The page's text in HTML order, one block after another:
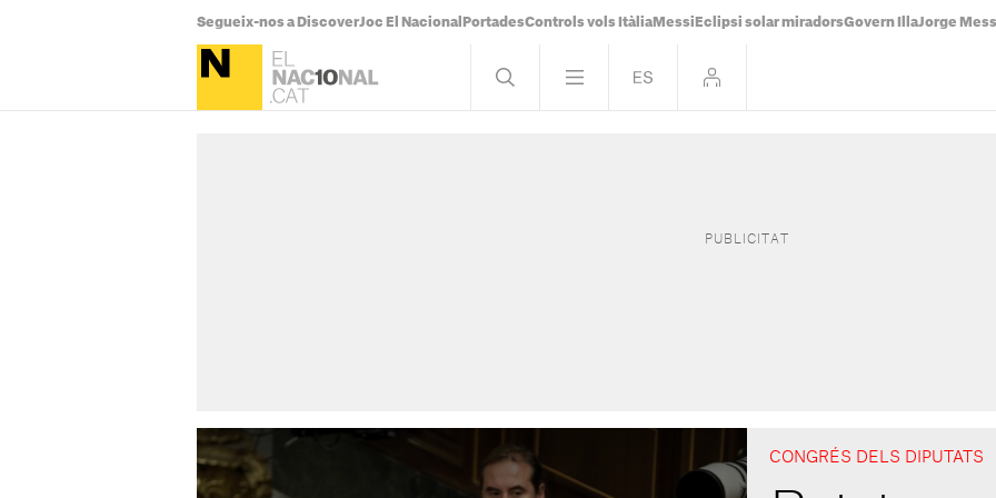
Segueix-nos a DiscoverJoc El Nacional PortadesControls vols Itàlia Messi Eclipsi solar miradorsGovern IllaJorge
CONGRÉS DELS DIPUTATS